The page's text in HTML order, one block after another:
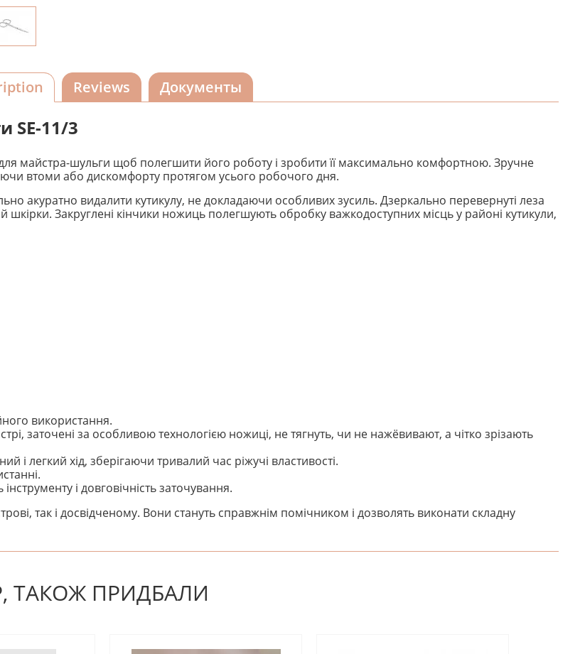
Reviews Документы
SE-11/3
майстра-шульги щоб полегшити його роботу і зробити її максимально комфортною. Зручне
втоми або дискомфорту протягом усього робочого дня.
акуратно видалити кутикулу, не докладаючи особливих зусиль. Дзеркально перевернуті леза
шкірки. Закруглені кінчики ножиць полегшують обробку важкодоступних місць у районі кутикули,
використання.
заточені за особливою технологією ножиці, не тягнуть, чи не нажёвивают, а чітко зрізають
легкий хід, зберігаючи тривалий час ріжучі властивості.
і довговічність заточування.
так і досвідченому. Вони стануть справжнім помічником і дозволять виконати складну
хто напише відгук.
ТАКОЖ ПРИДБАЛИ